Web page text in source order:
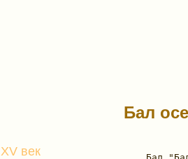
XV век
Бал